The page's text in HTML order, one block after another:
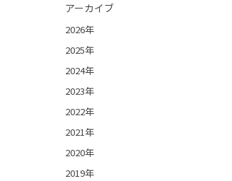
アーカイブ
2026年
2025年
2024年
2023年
2022年
2021年
2020年
2019年